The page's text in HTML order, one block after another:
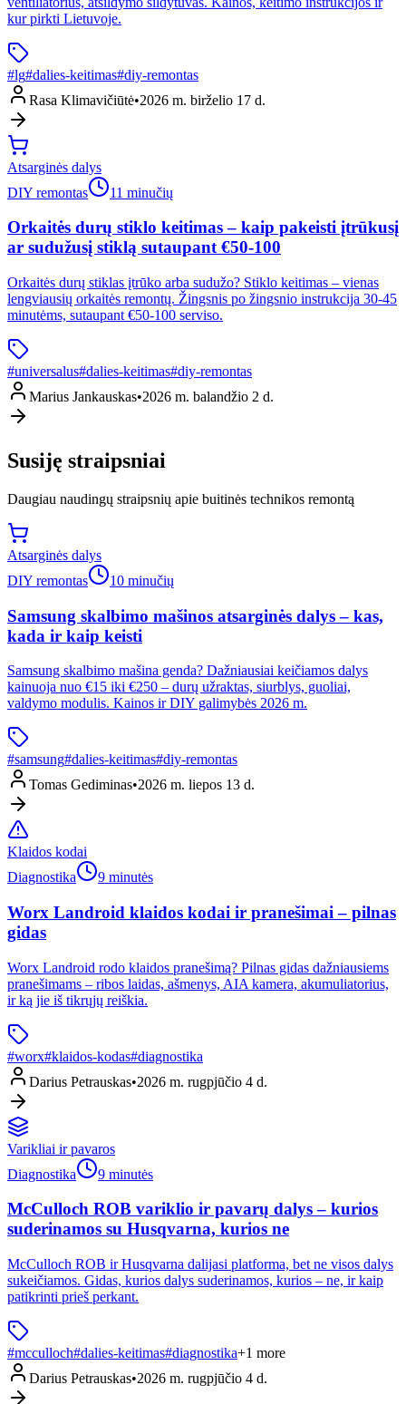
kur pirkti Lietuvoje.
#lg#dalies-keitimas#diy-remontas
Rasa Klimavičiūtė•2026 m. birželio 17 d.
Atsarginės dalys
DIY remontas
11 minučių
Orkaitės durų stiklo keitimas – kaip pakeisti įtrūkusį
ar sudužusį stiklą sutaupant €50-100
Orkaitės durų stiklas įtrūko arba sudužo? Stiklo keitimas – vienas
lengviausių orkaitės remontų. Žingsnis po žingsnio instrukcija 30-45
minutėms, sutaupant €50-100 serviso.
#universalus#dalies-keitimas#diy-remontas
Marius Jankauskas•2026 m. balandžio 2 d.
Susiję straipsniai
Daugiau naudingų straipsnių apie buitinės technikos remontą
Atsarginės dalys
DIY remontas
10 minučių
Samsung skalbimo mašinos atsarginės dalys – kas,
kada ir kaip keisti
Samsung skalbimo mašina genda? Dažniausiai keičiamos dalys
kainuoja nuo €15 iki €250 – durų užraktas, siurblys, guoliai,
valdymo modulis. Kainos ir DIY galimybės 2026 m.
#samsung#dalies-keitimas#diy-remontas
Tomas Gediminas•2026 m. liepos 13 d.
Klaidos kodai
Diagnostika
9 minutės
Worx Landroid klaidos kodai ir pranešimai – pilnas
gidas
Worx Landroid rodo klaidos pranešimą? Pilnas gidas dažniausiems
pranešimams – ribos laidas, ašmenys, AIA kamera, akumuliatorius,
ir ką jie iš tikrųjų reiškia.
#worx#klaidos-kodas#diagnostika
Darius Petrauskas•2026 m. rugpjūčio 4 d.
Varikliai ir pavaros
Diagnostika
9 minutės
McCulloch ROB variklio ir pavarų dalys – kurios
suderinamos su Husqvarna, kurios ne
McCulloch ROB ir Husqvarna dalijasi platforma, bet ne visos dalys
sukeičiamos. Gidas, kurios dalys suderinamos, kurios – ne, ir kaip
patikrinti prieš perkant.
#mcculloch#dalies-keitimas#diagnostika+1 more
Darius Petrauskas•2026 m. rugpjūčio 4 d.